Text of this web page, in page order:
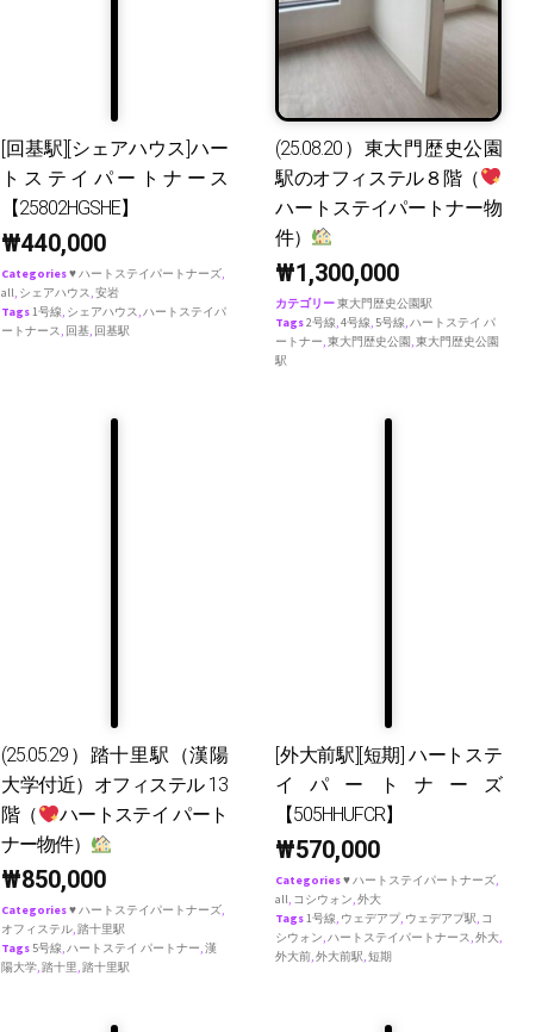
[回基駅][シェアハウス]ハー
トステイパートナース
【25802HGSHE】
₩440,000
Categories♥ ハートステイパートナーズ,
all, シェアハウス,安岩
Tags1号線, シェアハウス,ハートステイパ
ートナース, 回基, 回基駅
(25.08.20）東大門歴史公園
駅のオフィステル８階（
ハートステイパートナー物
件）
₩1,300,000
カテゴリー東大門歴史公園駅
Tags2号線,4号線, 5号線,ハートステイ パ
ートナー,東大門歴史公園,東大門歴史公園
駅
(25.05.29）踏十里駅（漢陽
大学付近）オフィステル 13
階（
ハートステイ パート
ナー物件）
₩850,000
Categories♥ ハートステイパートナーズ,
オフィステル,踏十里駅
Tags 5号線,ハートステイ パートナー,漢
陽大学,踏十里,踏十里駅
[外大前駅][短期] ハートステ
イパートナーズ
【505HHUFCR】
₩570,000
Categories♥ ハートステイパートナーズ,
all, コシウォン,外大
Tags1号線, ウェデアプ, ウェデアプ駅, コ
シウォン,ハートステイパートナース,外大,
外大前,外大前駅,短期